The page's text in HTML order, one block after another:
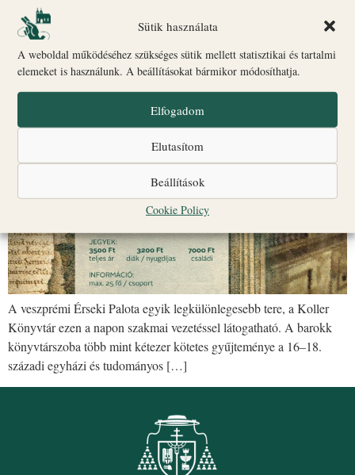
Sütik használata
A weboldal működéséhez szükséges sütik mellett statisztikai és tartalmi
elemeket is használunk. A beállításokat bármikor módosíthatja.
Elfogadom
Elutasítom
Beállítások
Cookie Policy
Könyvtárban
A veszprémi Érseki Palota egyik legkülönlegesebb tere, a Koller
Könyvtár ezen a napon szakmai vezetéssel látogatható. A barokk
könyvtárszoba több mint kétezer kötetes gyűjteménye a 16–18.
századi egyházi és tudományos […]